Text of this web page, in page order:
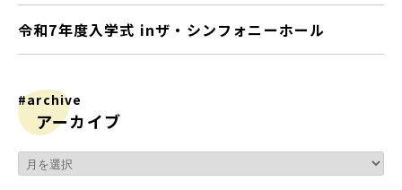
令和7年度入学式 inザ・シンフォニーホール
#archive
アーカイブ